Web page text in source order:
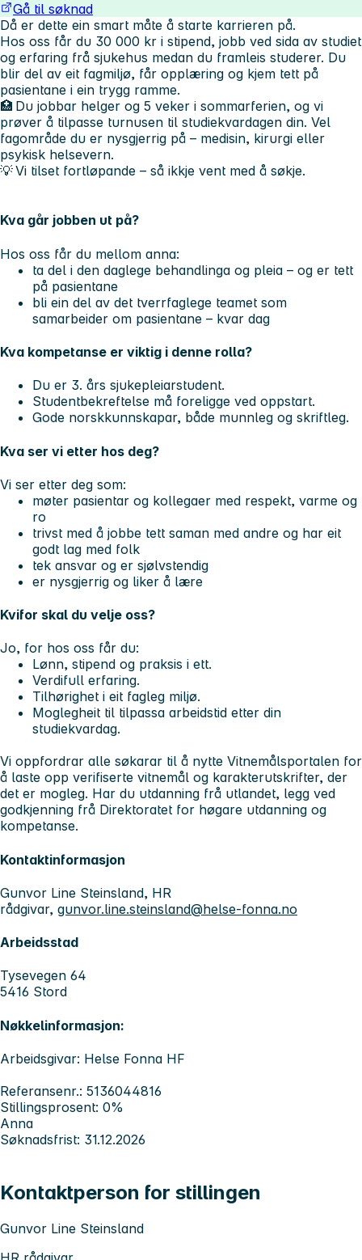
Gå til søknad
Då er dette ein smart måte å starte karrieren på.
Hos oss får du 30 000 kr i stipend, jobb ved sida av studiet
og erfaring frå sjukehus medan du framleis studerer. Du
blir del av eit fagmiljø, får opplæring og kjem tett på
pasientane i ein trygg ramme.
🏥 Du jobbar helger og 5 veker i sommarferien, og vi
prøver å tilpasse turnusen til studiekvardagen din. Vel
fagområde du er nysgjerrig på – medisin, kirurgi eller
psykisk helsevern.
💡 Vi tilset fortløpande – så ikkje vent med å søkje.
Kva går jobben ut på?
Hos oss får du mellom anna:
ta del i den daglege behandlinga og pleia – og er tett
på pasientane
bli ein del av det tverrfaglege teamet som
samarbeider om pasientane – kvar dag
Kva kompetanse er viktig i denne rolla?
Du er 3. års sjukepleiarstudent.
Studentbekreftelse må foreligge ved oppstart.
Gode norskkunnskapar, både munnleg og skriftleg.
Kva ser vi etter hos deg?
Vi ser etter deg som:
møter pasientar og kollegaer med respekt, varme og
ro
trivst med å jobbe tett saman med andre og har eit
godt lag med folk
tek ansvar og er sjølvstendig
er nysgjerrig og liker å lære
Kvifor skal du velje oss?
Jo, for hos oss får du:
Lønn, stipend og praksis i ett.
Verdifull erfaring.
Tilhørighet i eit fagleg miljø.
Moglegheit til tilpassa arbeidstid etter din
studiekvardag.
Vi oppfordrar alle søkarar til å nytte Vitnemålsportalen for
å laste opp verifiserte vitnemål og karakterutskrifter, der
det er mogleg. Har du utdanning frå utlandet, legg ved
godkjenning frå Direktoratet for høgare utdanning og
kompetanse.
Kontaktinformasjon
Gunvor Line Steinsland, HR
rådgivar, gunvor.line.steinsland@helse-fonna.no
Arbeidsstad
Tysevegen 64
5416 Stord
Nøkkelinformasjon:
Arbeidsgivar: Helse Fonna HF
Referansenr.: 5136044816
Stillingsprosent: 0%
Anna
Søknadsfrist: 31.12.2026
Kontaktperson for stillingen
Gunvor Line Steinsland